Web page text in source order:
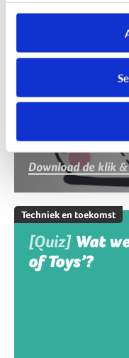
[Klik & Print]
moet ik op
Download de klik
Techniek en toekomst
[Quiz] Wat
of Toys’?